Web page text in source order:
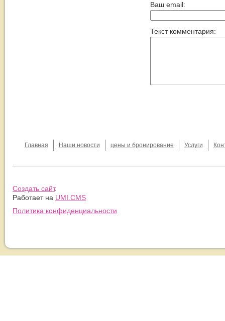
Ваш email:
Текст комментария:
Главная Наши новости цены и бронирование Услуги
Создать сайт.
Работает на UMI.CMS
Политика конфиденциальности